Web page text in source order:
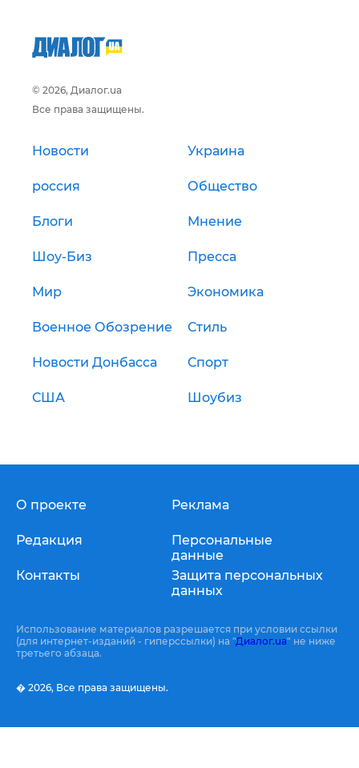
© 2026, Диалог.ua
Все права защищены.
Новости Украина
россия Общество
Блоги Мнение
Шоу-Биз Пресса
Мир Экономика
Военное Обозрение Стиль
Новости Донбасса Спорт
США Шоубиз
О проекте
Редакция
Контакты
Реклама
Персональные
данные
Защита персональных
данных
Использование материалов разрешается при условии ссылки
(для интернет-изданий - гиперссылки) на "Диалог.ua" не ниже
третьего абзаца.
� 2026, Все права защищены.